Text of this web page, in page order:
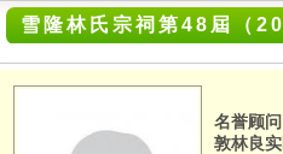
雪隆林氏宗祠第48屆（
名誉顾问
敦林良